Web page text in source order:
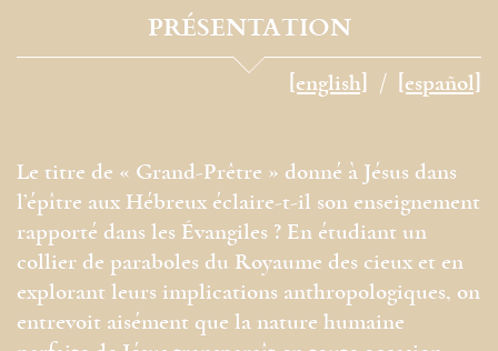
PRÉSENTATION
[english] [español]
Le titre de « Grand-Prêtre » donné à Jésus dans
l’épître aux Hébreux éclaire-t-il son enseignement
rapporté dans les Évangiles ? En étudiant un
collier de paraboles du Royaume des cieux et en
explorant leurs implications anthropologiques, on
entrevoit aisément que la nature humaine